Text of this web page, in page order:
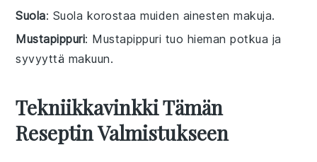
Suola: Suola korostaa muiden ainesten makuja.
Mustapippuri: Mustapippuri tuo hieman potkua ja
syvyyttä makuun.
Tekniikkavinkki Tämän
Reseptin Valmistukseen